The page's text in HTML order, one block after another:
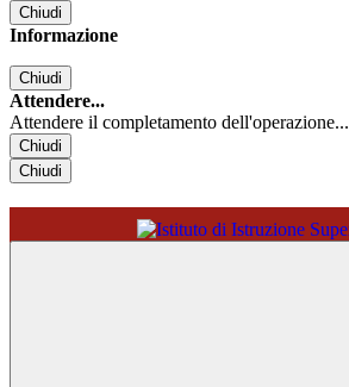
Chiudi
Informazione
Chiudi
Attendere...
Attendere il completamento dell'operazione...
Chiudi
Chiudi